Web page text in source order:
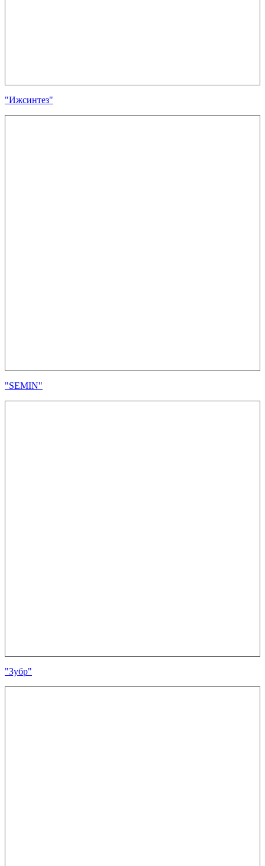
"Ижсинтез"
"SEMIN"
"Зубр"